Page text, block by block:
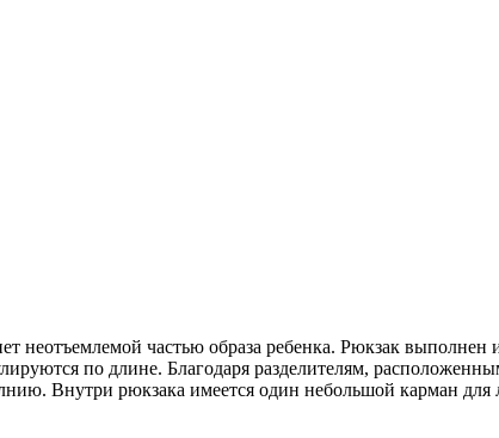
частью образа ребенка. Рюкзак выполнен
по длине. Благодаря разделителям,
Внутри рюкзака имеется один небольшой карман